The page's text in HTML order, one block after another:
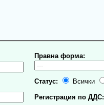
Правна форма:
Статус: Всички
Регистрация по ДДС: